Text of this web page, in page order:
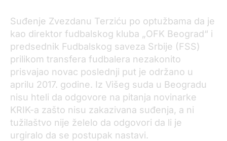
Suđenje Zvezdanu Terziću po optužbama da je
kao direktor fudbalskog kluba „OFK Beograd“ i
predsednik Fudbalskog saveza Srbije (FSS)
prilikom transfera fudbalera nezakonito
prisvajao novac poslednji put je održano u
aprilu 2017. godine. Iz Višeg suda u Beogradu
nisu hteli da odgovore na pitanja novinarke
KRIK-a zašto nisu zakazivana suđenja, a ni
tužilaštvo nije želelo da odgovori da li je
urgiralo da se postupak nastavi.